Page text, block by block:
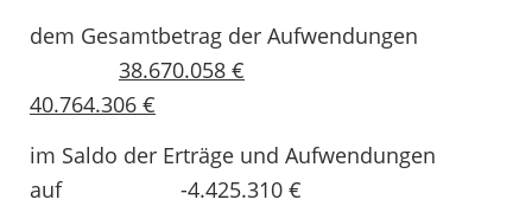
dem Gesamtbetrag der Aufwendungen
38.670.058 €
40.764.306 €
im Saldo der Erträge und Aufwendungen
auf -4.425.310 €